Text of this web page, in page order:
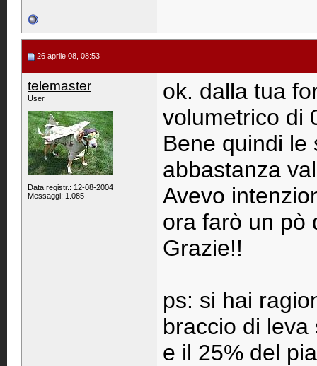
26 aprile 08, 08:53
telemaster
User
Data registr.: 12-08-2004
Messaggi: 1.085
ok. dalla tua
volumetrico di
Bene quindi le
abbastanza
Avevo
ora farò un pò
Grazie!!
ps: si hai
braccio di
e il 25% del